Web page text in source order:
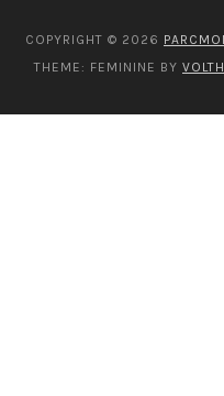
COPYRIGHT © 2026
THEME: FEMININE BY